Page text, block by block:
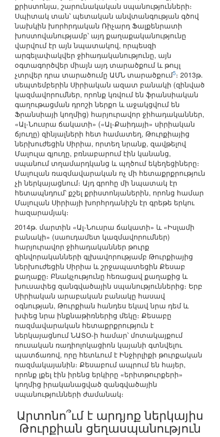
քրիստոնյա, շարունակական սպանությունների։
Սպիտակ տան՝ պետական անվտանգության գծով
նախկին խորհրդական Ռիչարդ Ֆալքենրատի
խոստովանությամբ՝ այդ քաղաքականությունը
վարվում էր այն նպատակով, որպեսզի
արգելափակվեր ջիհադականությունը, այն
օգտագործվեր միայն այդ տարածքում և թույլ
չտրվեր դրա տարածումը ԱՄՆ տարածքում5։ 2013թ.
սեպտեմբերին Սիրիական ազատ բանակի (զինված
կազմավորումներ, որոնք կռվում են ֆրանսիական
գաղութացման դրոշի ներքո և աջակցվում են
Ֆրանսիայի կողմից) հարյուրավոր ջիհադականներ,
«Ալ-Նուսրա ճակատի» («Ալ-Քաիդայի» սիրիական
ճյուղը) զինյալների հետ համատեղ, Թուրքիայից
ներխուժեցին Սիրիա, որտեղ նրանք, զավթելով
Մալուլա գյուղը, բռնաբարում էին կանանց,
սպանում տղամարդկանց և պղծում եկեղեցիները։
Մալուլան ռազմավարական ոչ մի հետաքրքրություն
չի ներկայացնում։ Այդ գրոհը մի նպատակ էր
հետապնդում՝ քշել քրիստոնյաներին, որոնց համար
Մալուլան Սիրիայի խորհրդանիշն էր գրեթե երկու
հազարամյակ։
2014թ. մարտին «Ալ-Նուսրա ճակատի» և «Իսլամի
բանակի» (սաուդամետ կազմավորումներ)
հարյուրավոր ջիհադականներ թուրք
զինվորականների գլխավորությամբ Թուրքիայից
ներխուժեցին Սիրիա և շրջապատեցին Քեսաբ
քաղաքը։ Բնակչությունը հեռացավ քաղաքից և
խուսափեց զանգվածային սպանություններից։ Երբ
Սիրիական արաբական բանակը հասավ
օգնության, Թուրքիան հանդես եկավ նրա դեմ և
խփեց նրա ինքնաթիռներից մեկը։ Քեսաբը
ռազմավարական հետաքրքրություն է
ներկայացնում ՆԱՏՕ-ի համար՝ մոտակայքում
ռուսական ռադիոլոկացիոն կայանի գտնվելու
պատճառով, որը հետևում է Ինջիրլիքի թուրքական
ռազմակայանին։ Քեսաբում ապրում են հայեր,
որոնք լքել էին իրենց երկիրը «երիտթուրքերի»
կողմից իրականացված զանգվածային
սպանությունների ժամանակ։
Արտոնո՞ւմ է արդյոք ներկայիս
Թուրքիան ցեղասպանություն